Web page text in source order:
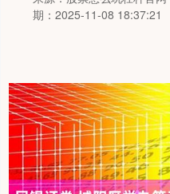
期：2025-11-08 18:37:21